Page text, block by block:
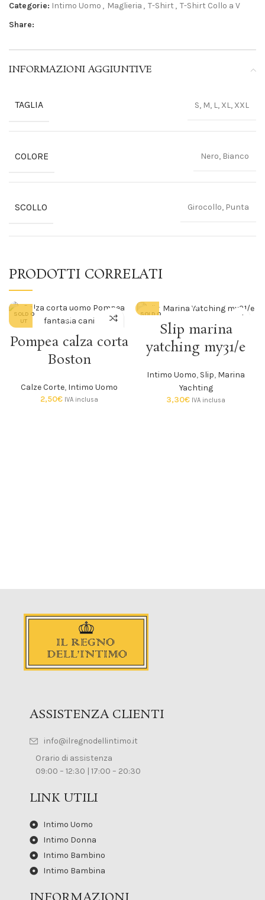
Categorie: Intimo Uomo , Maglieria , T-Shirt , T-Shirt Collo a V
Share:
INFORMAZIONI AGGIUNTIVE
TAGLIA S, M, L, XL, XXL
COLORE Nero, Bianco
SCOLLO Girocollo, Punta
PRODOTTI CORRELATI
SOLD O
UT
Pompea calza corta
Boston
Calze Corte, Intimo Uomo
2,50€ IVA inclusa
SOLD O
Slip marina
yatching my31/e
Intimo Uomo, Slip, Marina
Yachting
3,30€ IVA inclusa
ASSISTENZA CLIENTI
info@ilregnodellintimo.it
Orario di assistenza
09:00 – 12:30 | 17:00 – 20:30
LINK UTILI
Intimo Uomo
Intimo Donna
Intimo Bambino
Intimo Bambina